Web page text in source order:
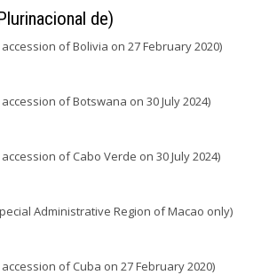
de)
of Bolivia on 27 February 2020)
of Botswana on 30 July 2024)
of Cabo Verde on 30 July 2024)
Administrative Region of Macao only)
of Cuba on 27 February 2020)